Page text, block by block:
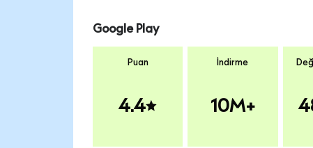
Google Play
Puan
4.4
İndirme
10M+